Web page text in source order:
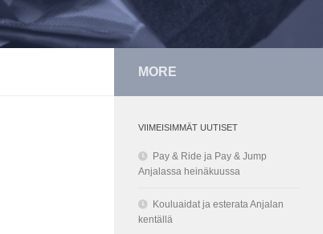
MORE
VIIMEISIMMÄT UUTISET
Pay & Ride ja Pay & Jump
Anjalassa heinäkuussa
Kouluaidat ja esterata Anjalan
kentällä